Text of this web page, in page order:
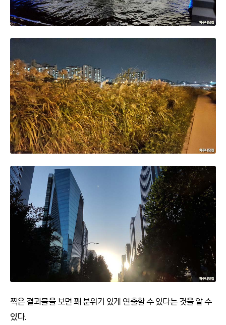
찍은 결과물을 보면 꽤 분위기 있게 연출할 수 있다는 것을 알 수
있다.